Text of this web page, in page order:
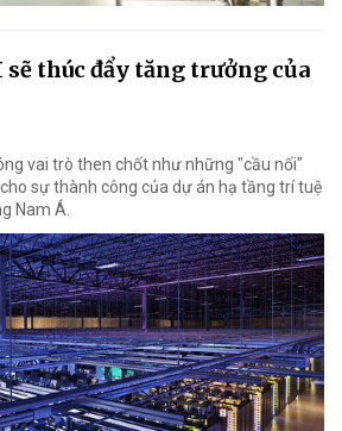
sẽ thúc đẩy tăng trưởng của
vai trò then chốt như những "cầu nối"
sự thành công của dự án hạ tầng trí tuệ
Nam Á.